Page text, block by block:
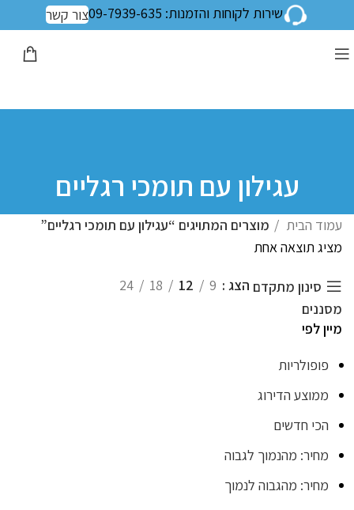
שירות לקוחות והזמנות: 09-7939-635 צור קשר
עגילון עם תומכי רגליים
עמוד הבית
מוצרים המתויגים “עגילון עם תומכי רגליים”
מציג תוצאה אחת
סינון מתקדם הצג 9
12
18
24
מסננים
מיין לפי
פופולריות
ממוצע הדירוג
הכי חדשים
מחיר: מהנמוך לגבוה
מחיר: מהגבוה לנמוך